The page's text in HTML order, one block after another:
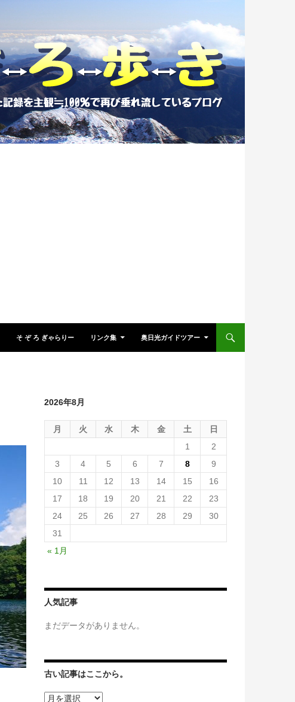
そ ぞ ろ ぎゃらりー リンク集 奥日光ガイドツアー
2026年8月
月 火 水 木 金 土
日
1
2
3
4 5 6 7 8
9
10
11 12 13 14 15
16
17
18 19 20 21 22
23
24
25 26 27 28 29
30
31
« 1月
人気記事
まだデータがありません。
古い記事はここから。
古